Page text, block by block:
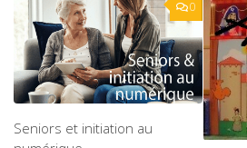
0
Seniors et initiation au